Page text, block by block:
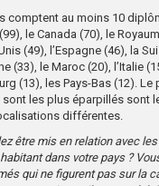
comptent au moins 10
le Canada (70), le
(49), l’Espagne (46), la
(33), le Maroc (20), l’Italie
(13), les Pays-Bas (12). Le
les plus éparpillés sont
différentes.
être mis en relation avec
dans votre pays ?
qui ne figurent pas sur la